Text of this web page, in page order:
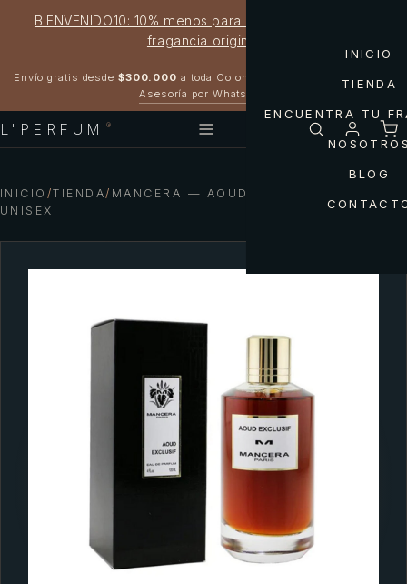
BIENVENIDO10: 10% menos para estrenar tu próxima
fragancia original
Envío gratis desde $300.000 a toda Colombia
Asesoría por WhatsApp
L'PERFUM ®
INICIO
TIENDA
ENCUENTRA TU
BLOG
INICIO /TIENDA/ MANCERA — AOUD EXCLUSIF MANCERA
UNISEX